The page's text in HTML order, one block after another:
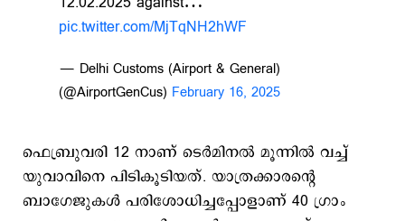
pic.twitter.com/MjTqNH2hWF
— Delhi Customs (Airport & General)
(@AirportGenCus) February 16, 2025
ഫെബ്രുവരി 12 നാണ് ടെര്‍മിനല്‍ മൂന്നില്‍ വച്ച്
യുവാവിനെ പിടികൂടിയത്. യാത്രക്കാരന്റെ
ബാഗേജുകള്‍ പരിശോധിച്ചപ്പോളാണ് 40 ഗ്രാം